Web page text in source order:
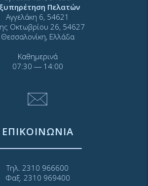
Πελατών
Αγγελάκη 6, 54621
Οκτωβρίου 26, 54627
Θεσσαλονίκη, Ελλάδα
Καθημερινά
07:30 ― 14:00
ΕΠΙΚΟΙΝΩΝΙΑ
Τηλ. 2310 966600
Φαξ. 2310 969400